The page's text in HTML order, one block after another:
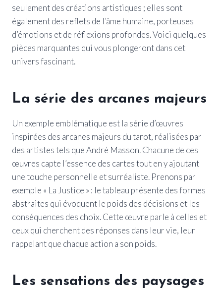
seulement des créations artistiques ; elles sont
également des reflets de l’âme humaine, porteuses
d’émotions et de réflexions profondes. Voici quelques
pièces marquantes qui vous plongeront dans cet
univers fascinant.
La série des arcanes majeurs
Un exemple emblématique est la série d’œuvres
inspirées des arcanes majeurs du tarot, réalisées par
des artistes tels que André Masson. Chacune de ces
œuvres capte l’essence des cartes tout en y ajoutant
une touche personnelle et surréaliste. Prenons par
exemple « La Justice » : le tableau présente des formes
abstraites qui évoquent le poids des décisions et les
conséquences des choix. Cette œuvre parle à celles et
ceux qui cherchent des réponses dans leur vie, leur
rappelant que chaque action a son poids.
Les sensations des paysages